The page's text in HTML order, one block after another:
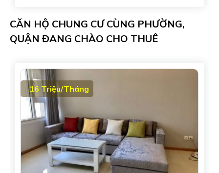
CĂN HỘ CHUNG CƯ CÙNG PHƯỜNG,
QUẬN ĐANG CHÀO CHO THUÊ
16 Triệu/Tháng